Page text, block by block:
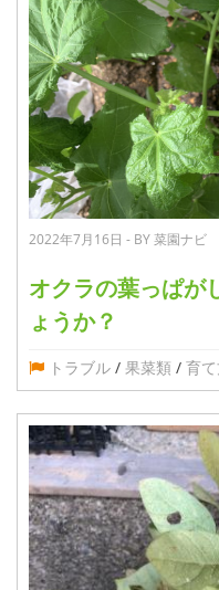
2022年7月16日 - BY 菜園ナビ
オクラの葉っぱが
ょうか？
トラブル / 果菜類 / 育